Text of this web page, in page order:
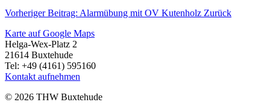
Vorheriger Beitrag: Alarmübung mit OV Kutenholz Zurück
Karte auf Google Maps
Helga-Wex-Platz 2
21614 Buxtehude
Tel: +49 (4161) 595160
Kontakt aufnehmen
© 2026 THW Buxtehude